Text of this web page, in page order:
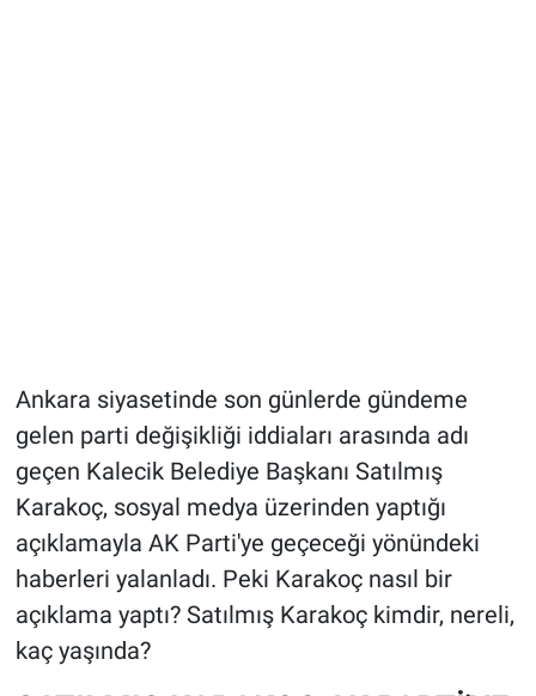
Ankara siyasetinde son günlerde gündeme
gelen parti değişikliği iddiaları arasında adı
geçen Kalecik Belediye Başkanı Satılmış
Karakoç, sosyal medya üzerinden yaptığı
açıklamayla AK Parti'ye geçeceği yönündeki
haberleri yalanladı. Peki Karakoç nasıl bir
açıklama yaptı? Satılmış Karakoç kimdir, nereli,
kaç yaşında?